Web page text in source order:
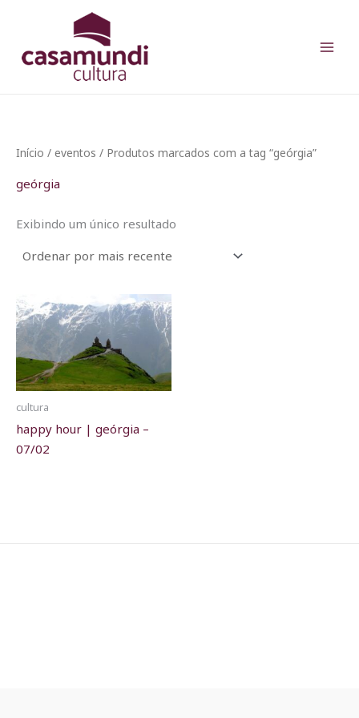
conteúdo
Início / eventos / Produtos marcados com a tag “geórgia”
geórgia
Exibindo um único resultado
cultura
happy hour | geórgia –
07/02